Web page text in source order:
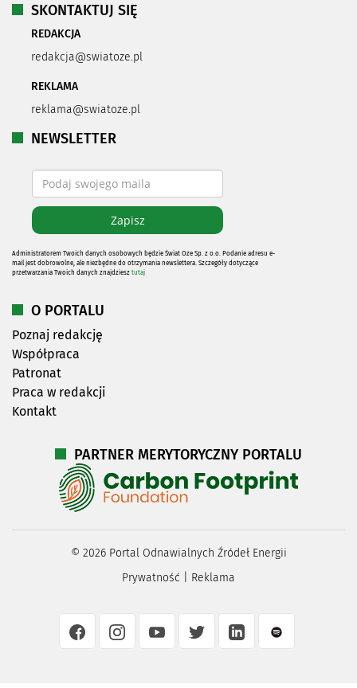
SKONTAKTUJ SIĘ
REDAKCJA
redakcja@swiatoze.pl
REKLAMA
reklama@swiatoze.pl
NEWSLETTER
Administratorem Twoich danych osobowych będzie Świat Oze Sp. z o.o. Podanie adresu e-
mail jest dobrowolne, ale niezbędne do otrzymania newslettera. Szczegóły dotyczące
przetwarzania Twoich danych znajdziesz tutaj
O PORTALU
Poznaj redakcję
Współpraca
Patronat
Praca w redakcji
Kontakt
PARTNER MERYTORYCZNY PORTALU
© 2026Portal Odnawialnych Źródeł Energii
Prywatność
Reklama